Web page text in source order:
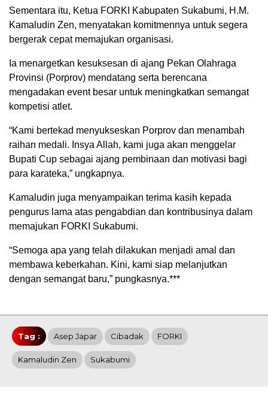
Sementara itu, Ketua FORKI Kabupaten Sukabumi, H.M.
Kamaludin Zen, menyatakan komitmennya untuk segera
bergerak cepat memajukan organisasi.
Ia menargetkan kesuksesan di ajang Pekan Olahraga
Provinsi (Porprov) mendatang serta berencana
mengadakan event besar untuk meningkatkan semangat
kompetisi atlet.
“Kami bertekad menyukseskan Porprov dan menambah
raihan medali. Insya Allah, kami juga akan menggelar
Bupati Cup sebagai ajang pembinaan dan motivasi bagi
para karateka,” ungkapnya.
Kamaludin juga menyampaikan terima kasih kepada
pengurus lama atas pengabdian dan kontribusinya dalam
memajukan FORKI Sukabumi.
“Semoga apa yang telah dilakukan menjadi amal dan
membawa keberkahan. Kini, kami siap melanjutkan
dengan semangat baru,” pungkasnya.***
Tag : Asep Japar Cibadak FORKI
Kamaludin Zen Sukabumi